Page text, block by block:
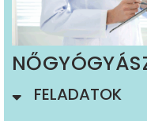
FELADATOK